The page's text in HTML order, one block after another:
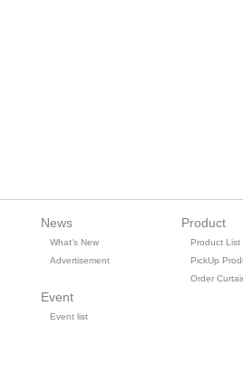
News
What's New
Advertisement
Event
Event list
Product
Product List
PickUp
Order